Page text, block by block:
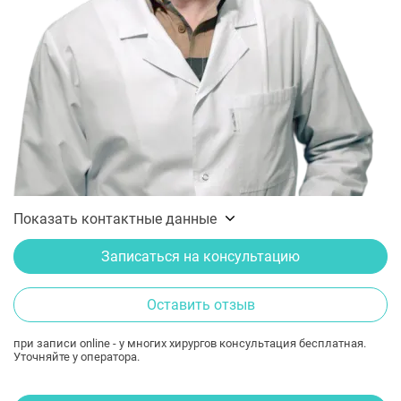
Показать контактные данные
Записаться на консультацию
Оставить отзыв
при записи online - у многих хирургов консультация бесплатная.
Уточняйте у оператора.